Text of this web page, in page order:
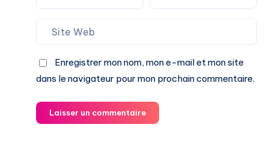
Enregistrer mon nom, mon e-mail et mon site
dans le navigateur pour mon prochain commentaire.
Laisser un commentaire